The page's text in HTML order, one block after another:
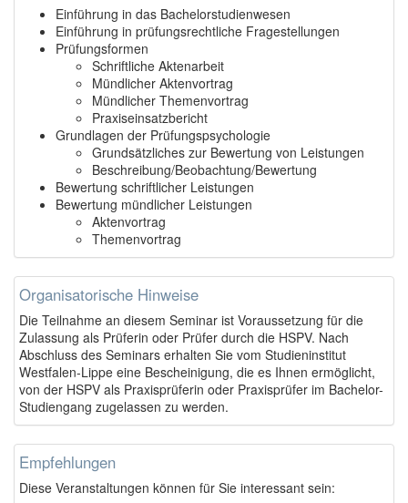
Einführung in das Bachelorstudienwesen
Einführung in prüfungsrechtliche Fragestellungen
Prüfungsformen
Schriftliche Aktenarbeit
Mündlicher Aktenvortrag
Mündlicher Themenvortrag
Praxiseinsatzbericht
Grundlagen der Prüfungspsychologie
Grundsätzliches zur Bewertung von Leistungen
Beschreibung/Beobachtung/Bewertung
Bewertung schriftlicher Leistungen
Bewertung mündlicher Leistungen
Aktenvortrag
Themenvortrag
Organisatorische Hinweise
Die Teilnahme an diesem Seminar ist Voraussetzung für die
Zulassung als Prüferin oder Prüfer durch die HSPV. Nach
Abschluss des Seminars erhalten Sie vom Studieninstitut
Westfalen-Lippe eine Bescheinigung, die es Ihnen ermöglicht,
von der HSPV als Praxisprüferin oder Praxisprüfer im Bachelor-
Studiengang zugelassen zu werden.
Empfehlungen
Diese Veranstaltungen können für Sie interessant sein: